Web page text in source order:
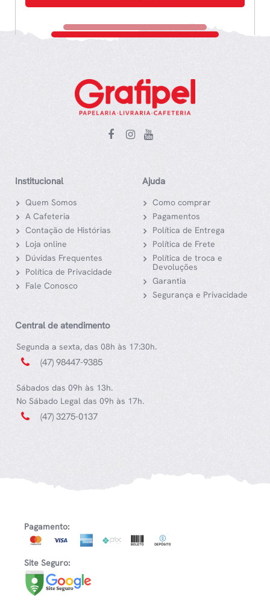
Institucional
Quem Somos
A Cafeteria
Contação de Histórias
Loja online
Dúvidas Frequentes
Política de Privacidade
Fale Conosco
Ajuda
Como comprar
Pagamentos
Política de Entrega
Política de Frete
Política de troca e
Devoluções
Garantia
Segurança e Privacidade
Central de atendimento
Segunda a sexta, das 08h às 17:30h.
(47) 98447-9385
Sábados das 09h às 13h.
No Sábado Legal das 09h às 17h.
(47) 3275-0137
Pagamento:
Site Seguro: